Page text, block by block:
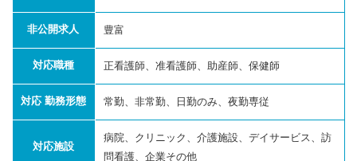
非公開求人 豊富
対応職種 正看護師、准看護師、助産師、保健師
対応 勤務形態 常勤、非常勤、日勤のみ、夜勤専従
対応施設
病院、クリニック、介護施設、デイサービス、訪
問看護、企業その他